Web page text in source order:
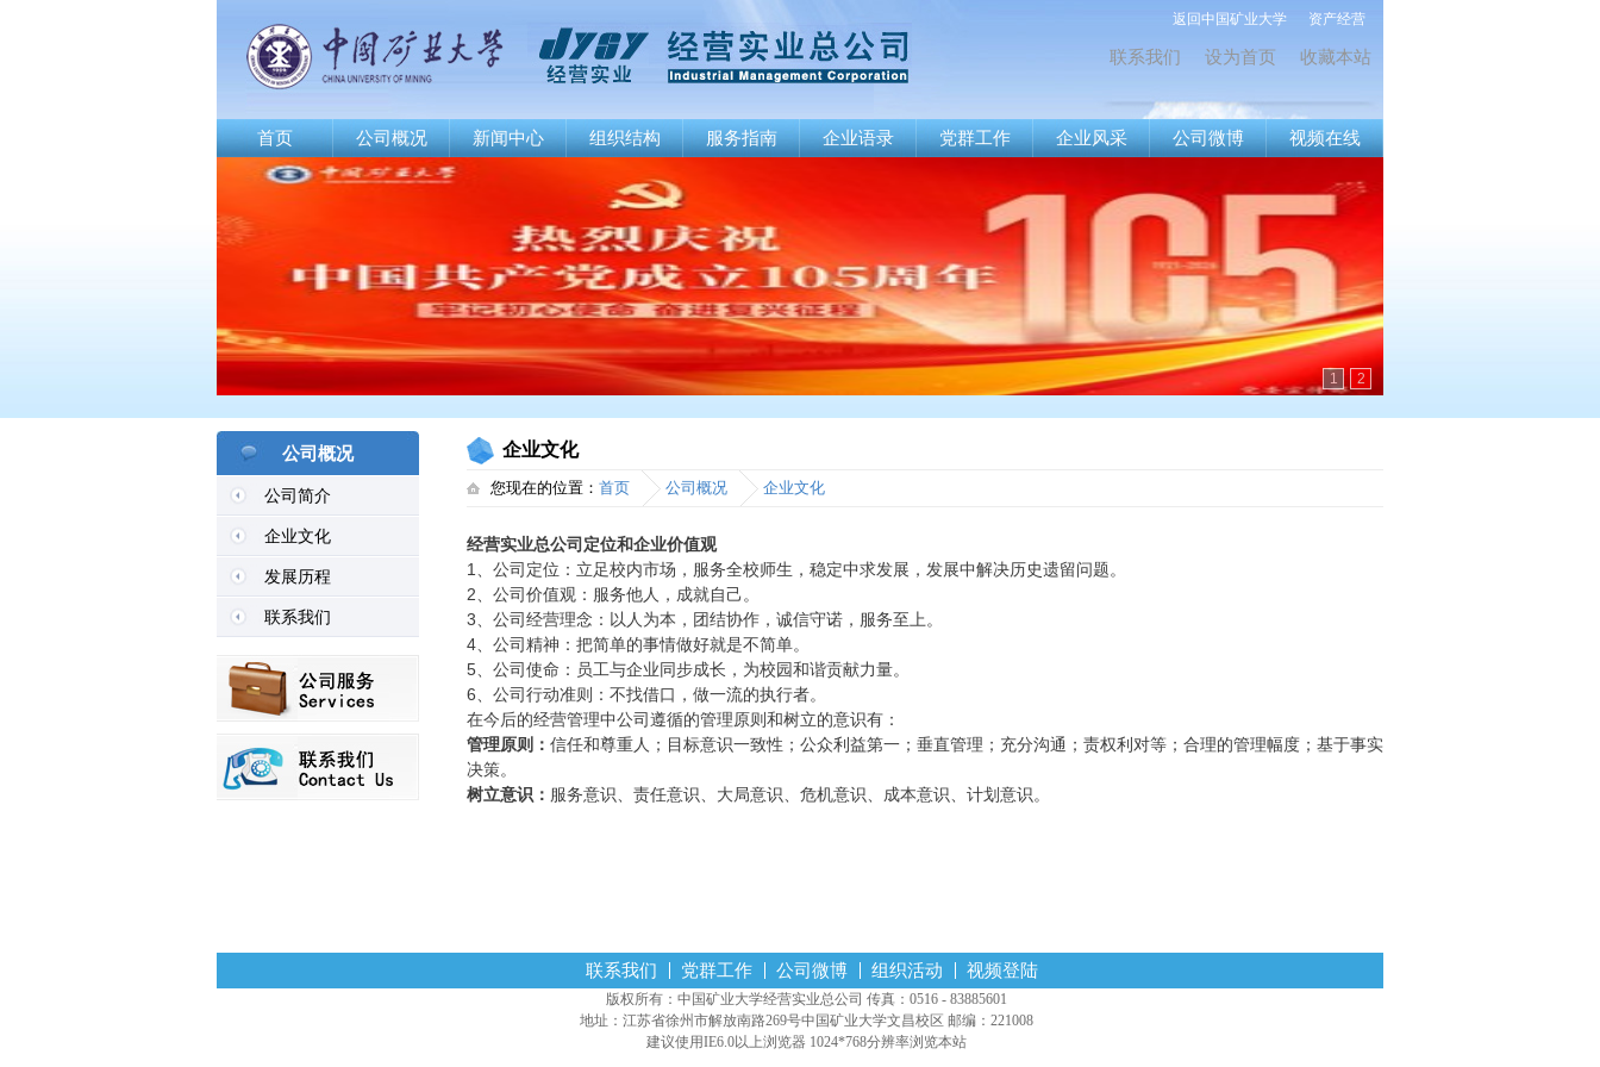
返回中国矿业大学 资产经营
联系我们 设为首页 收藏本站
首页 公司概况 新闻中心 组织结构 服务指南 企业语录 党群工作 企业风采 公司微博 视频在线
1 2
公司概况
公司简介
企业文化
发展历程
联系我们
企业文化
您现在的位置： 首页 公司概况 企业文化
经营实业总公司定位和企业价值观
1、公司定位：立足校内市场，服务全校师生，稳定中求发展，发展中解决历史遗留问题。
2、公司价值观：服务他人，成就自己。
3、公司经营理念：以人为本，团结协作，诚信守诺，服务至上。
4、公司精神：把简单的事情做好就是不简单。
5、公司使命：员工与企业同步成长，为校园和谐贡献力量。
6、公司行动准则：不找借口，做一流的执行者。
在今后的经营管理中公司遵循的管理原则和树立的意识有：
管理原则： 信任和尊重人；目标意识一致性；公众利益第一；垂直管理；充分沟通；责权利对等；合理的管理幅度；基于事实
决策。
树立意识： 服务意识、责任意识、大局意识、危机意识、成本意识、计划意识。
联系我们 党群工作 公司微博 组织活动 视频登陆
版权所有：中国矿业大学经营实业总公司 传真：0516 - 83885601
地址：江苏省徐州市解放南路269号中国矿业大学文昌校区 邮编：221008
建议使用IE6.0以上浏览器 1024*768分辨率浏览本站